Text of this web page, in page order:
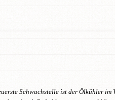
Schwachstelle ist der Ölkühler